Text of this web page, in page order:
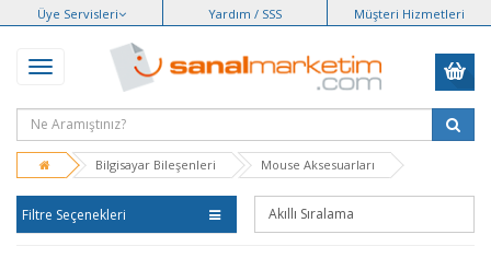
Üye Servisleri Yardım / SSS Müşteri Hizmetleri
Bilgisayar Bileşenleri Mouse Aksesuarları
Filtre Seçenekleri